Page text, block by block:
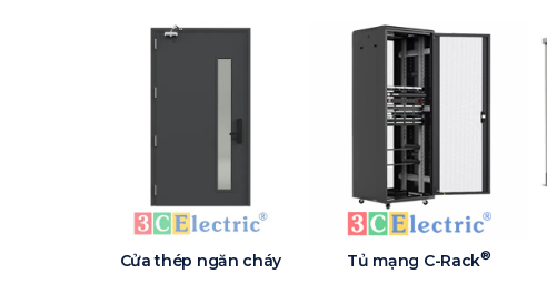
Cửa thép ngăn cháy Tủ mạng C-Rack®